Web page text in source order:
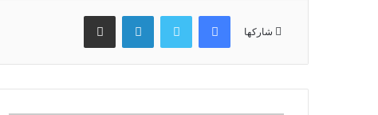
شاركها
فيسبوك تويتر لينكدإن مشاركة عبر البريد